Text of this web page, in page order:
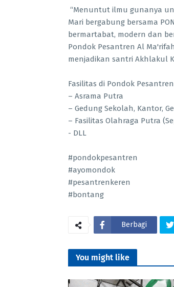
“Menuntut ilmu gunanya
Mari bergabung bersama
bermartabat, modern dan
Pondok Pesantren Al
menjadikan santri Akhlakul
Fasilitas di Pondok
– Asrama Putra
– Gedung Sekolah, Kantor,
– Fasilitas Olahraga Putra
- DLL
#pondokpesantren
#ayomondok
#pesantrenkeren
#bontang
Berbagi
You might like